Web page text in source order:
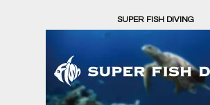
SUPER FISH DIVING